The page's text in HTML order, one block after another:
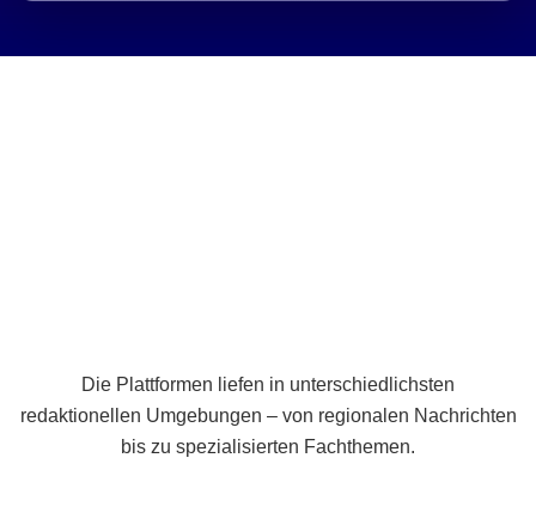
Die Plattformen liefen in unterschiedlichsten
redaktionellen Umgebungen – von regionalen Nachrichten
bis zu spezialisierten Fachthemen.